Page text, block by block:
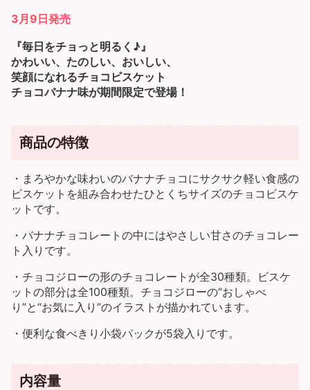
3月9日発売
『毎日をチョっと明るく♪』
かわいい、たのしい、おいしい、
笑顔になれるチョコビスケット
チョコバナナ味が期間限定で登場！
商品の特徴
・まろやかな味わいのバナナチョコにサクサク軽い食感の
ビスケットを組み合わせたひとくちサイズのチョコビスケ
ットです。
・バナナチョコレートの中にはやさしい甘さのチョコレー
ト入りです。
・チョコジローの形のチョコレートが全30種類。ビスケ
ットの部分は全100種類。チョコジローの“おしゃべ
り”と“お気に入り”のイラストが描かれています。
・便利な食べきり小袋パックが5袋入りです。
内容量